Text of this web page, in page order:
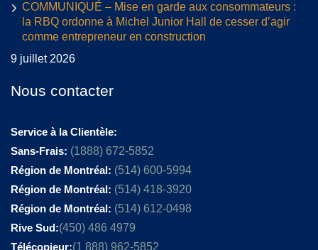
COMMUNIQUÉ – Mise en garde aux consommateurs :
la RBQ ordonne à Michel Junior Hall de cesser d’agir
comme entrepreneur en construction
9 juillet 2026
Nous contacter
Service à la Clientèle:
Sans-Frais: (1888) 672-5852
Région de Montréal: (514) 600-5994
Région de Montréal: (514) 418-3920
Région de Montréal: (514) 612-0498
Rive Sud:(450) 486 4979
Télécopieur:(1 888) 962-5852